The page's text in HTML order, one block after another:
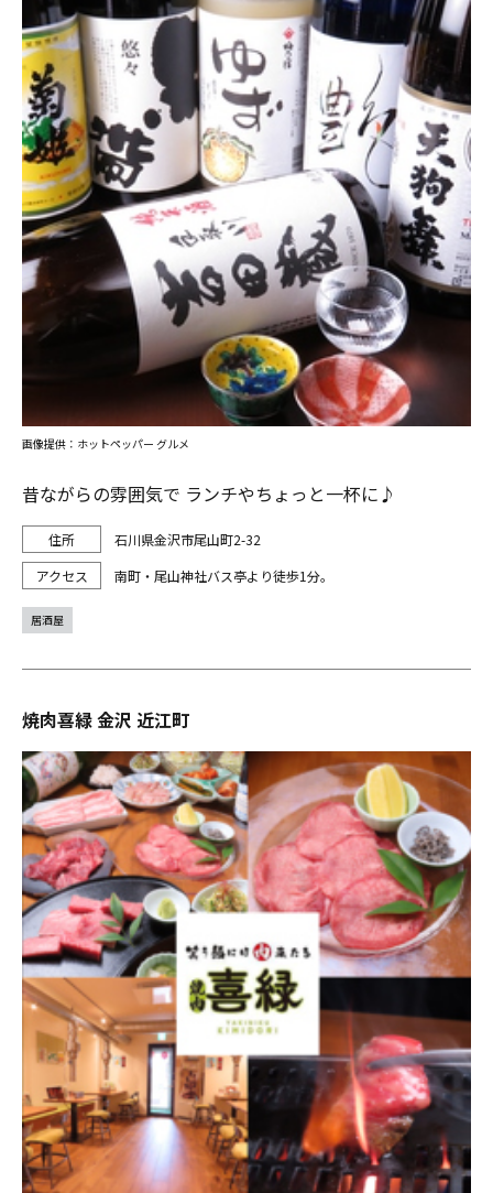
昔ながらの雰囲気で ランチやちょっと一杯に♪
石川県金沢市尾山町2-32
南町・尾山神社バス亭より徒歩1分。
画像提供：ホットペッパー グルメ
居酒屋
焼肉喜緑 金沢 近江町